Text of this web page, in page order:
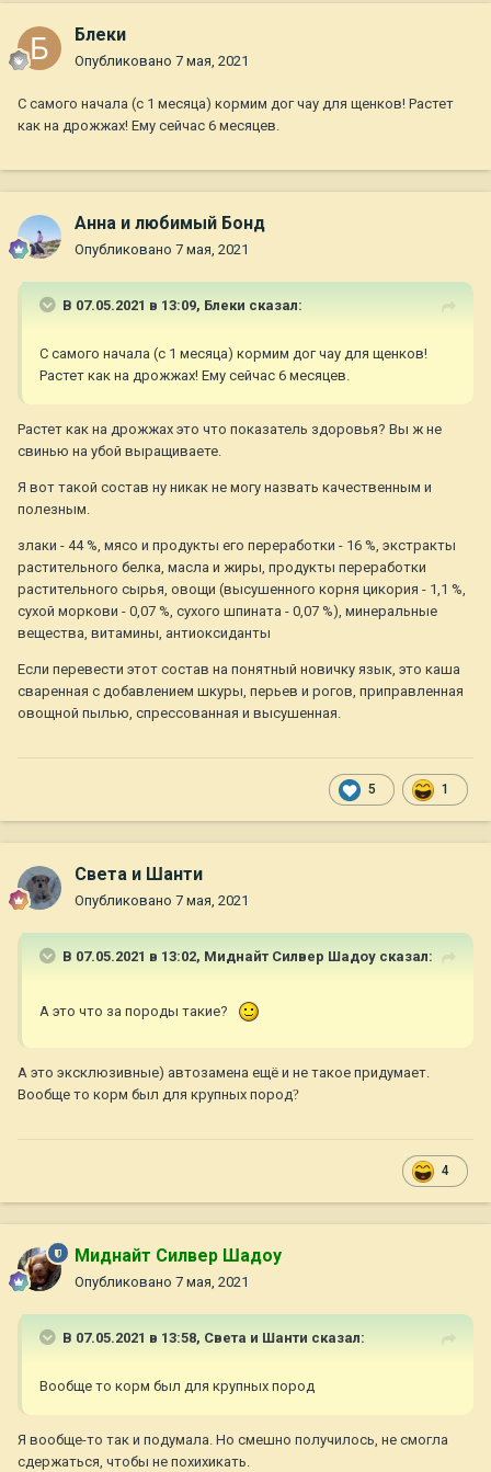
Блеки
Опубликовано 7 мая, 2021
С самого начала (с 1 месяца) кормим дог чау для щенков! Растет
как на дрожжах! Ему сейчас 6 месяцев.
Анна и любимый Бонд
Опубликовано 7 мая, 2021
В 07.05.2021 в 13:09, Блеки сказал:
С самого начала (с 1 месяца) кормим дог чау для щенков!
Растет как на дрожжах! Ему сейчас 6 месяцев.
Растет как на дрожжах это что показатель здоровья? Вы ж не
свинью на убой выращиваете.
Я вот такой состав ну никак не могу назвать качественным и
полезным.
злаки - 44 %, мясо и продукты его переработки - 16 %, экстракты
растительного белка, масла и жиры, продукты переработки
растительного сырья, овощи (высушенного корня цикория - 1,1 %,
сухой моркови - 0,07 %, сухого шпината - 0,07 %), минеральные
вещества, витамины, антиоксиданты
Если перевести этот состав на понятный новичку язык, это каша
сваренная с добавлением шкуры, перьев и рогов, приправленная
овощной пылью, спрессованная и высушенная.
5 1
Света и Шанти
Опубликовано 7 мая, 2021
В 07.05.2021 в 13:02, Миднайт Силвер Шадоу сказал:
А это что за породы такие?
А это эксклюзивные) автозамена ещё и не такое придумает.
Вообще то корм был для крупных пород?
4
Миднайт Силвер Шадоу
Опубликовано 7 мая, 2021
В 07.05.2021 в 13:58, Света и Шанти сказал:
Вообще то корм был для крупных пород
Я вообще-то так и подумала. Но смешно получилось, не смогла
сдержаться, чтобы не похихикать.